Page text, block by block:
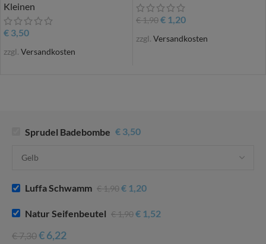
Kleinen
€ 3,50
zzgl. Versandkosten
€1,90€ 1,20
zzgl. Versandkosten
Sprudel Badebombe € 3,50
Luffa Schwamm €1,90€ 1,20
Natur Seifenbeutel €1,90€ 1,52
€7,30€6,22